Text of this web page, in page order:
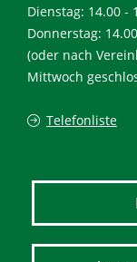
Dienstag: 14.00 -
Donnerstag:
(oder nach
Mittwoch
Telefonliste